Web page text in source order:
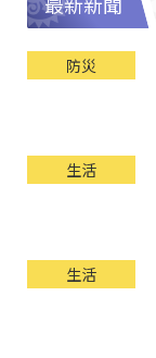
最新新聞
防災
生活
生活